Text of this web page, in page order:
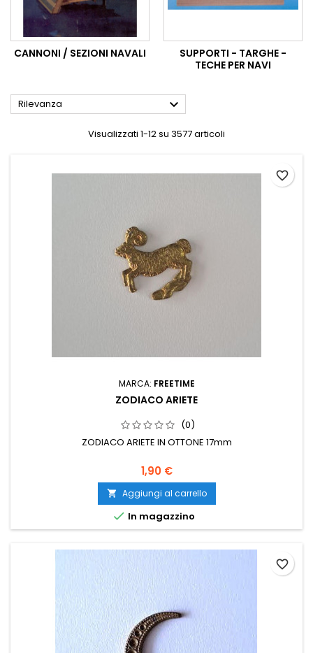
CANNONI / SEZIONI NAVALI
SUPPORTI - TARGHE -
TECHE PER NAVI
Rilevanza 
Visualizzati 1-12 su 3577 articoli
MARCA: FREETIME
ZODIACO ARIETE
(0)
ZODIACO ARIETE IN OTTONE 17mm
1,90 €
 Aggiungi al carrello
 In magazzino
favorite_border
favorite_border